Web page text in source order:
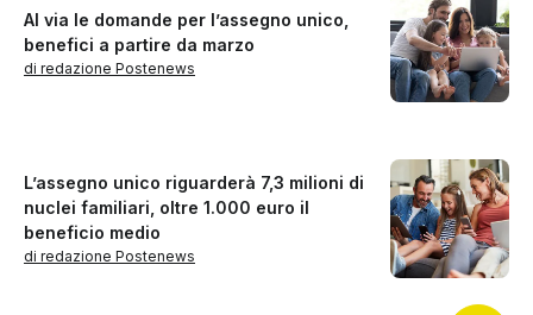
Al via le domande per l’assegno unico,
benefici a partire da marzo
di redazione Postenews
L’assegno unico riguarderà 7,3 milioni di
nuclei familiari, oltre 1.000 euro il
beneficio medio
di redazione Postenews